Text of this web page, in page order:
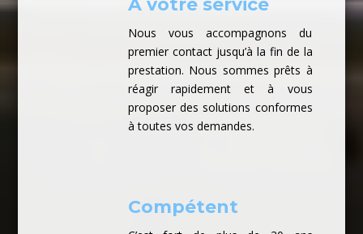
A votre service
Nous vous accompagnons du
premier contact jusqu’à la fin de la
prestation. Nous sommes prêts à
réagir rapidement et à vous
proposer des solutions conformes
à toutes vos demandes.
Compétent